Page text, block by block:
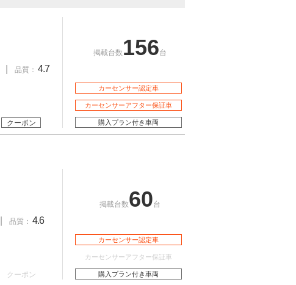
品質： 4.7
クーポン
掲載台数 156台
カーセンサー認定車
カーセンサーアフター保証車
購入プラン付き車両
品質： 4.6
クーポン
掲載台数60台
カーセンサー認定車
カーセンサーアフター保証車
購入プラン付き車両